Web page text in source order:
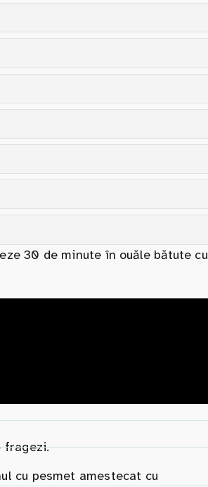
30 de minute în ouăle bătute cu
fragezi.
cu pesmet amestecat cu